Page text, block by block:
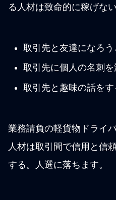
る人材は致命的に稼げな
取引先と友達になろう
取引先に個人の名刺を
取引先と趣味の話をす
業務請負の軽貨物ドライ
人材は取引間で信用と信
する。人選に落ちます。